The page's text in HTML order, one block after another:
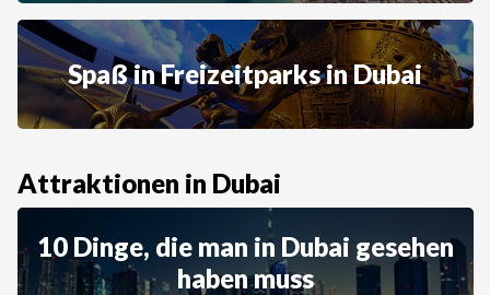
Spaß in Freizeitparks in Dubai
Attraktionen in Dubai
10 Dinge, die man in Dubai gesehen
haben muss